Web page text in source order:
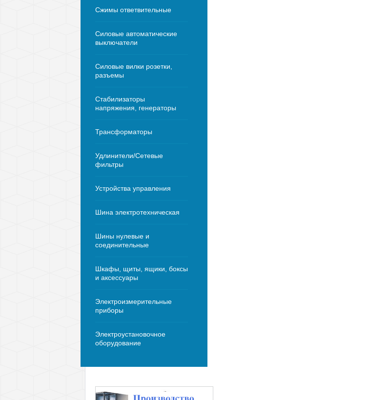
Сжимы ответвительные
Силовые автоматические
выключатели
Силовые вилки розетки,
разъемы
Стабилизаторы
напряжения, генераторы
Трансформаторы
Удлинители/Сетевые
фильтры
Устройства управления
Шина электротехническая
Шины нулевые и
соединительные
Шкафы, щиты, ящики, боксы
и аксессуары
Электроизмерительные
приборы
Электроустановочное
оборудование